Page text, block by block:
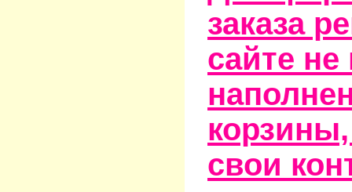
заказа
сайте
свои